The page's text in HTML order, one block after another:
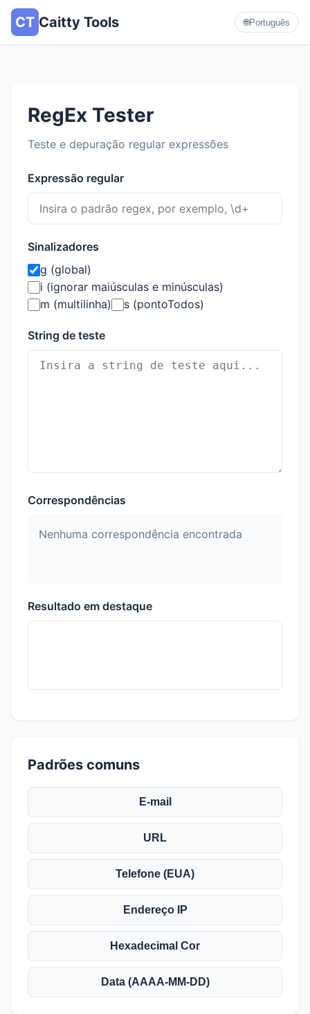
CT Caitty Tools 🌐Português
RegEx Tester
Teste e depuração regular expressões
Expressão regular
Sinalizadores
g (global)
i (ignorar maiúsculas e minúsculas)
m (multilinha)
s (pontoTodos)
String de teste
Correspondências
Nenhuma correspondência encontrada
Resultado em destaque
Padrões comuns
E-mail
URL
Telefone (EUA)
Endereço IP
Hexadecimal Cor
Data (AAAA-MM-DD)